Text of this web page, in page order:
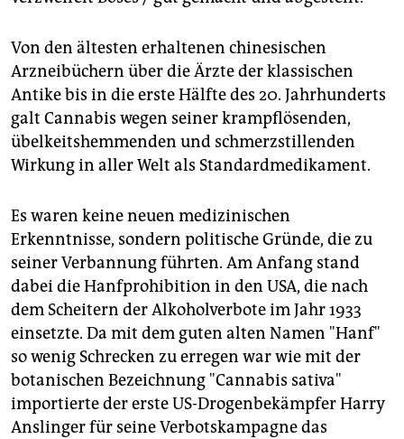
Von den ältesten erhaltenen chinesischen
Arzneibüchern über die Ärzte der klassischen
Antike bis in die erste Hälfte des 20. Jahrhunderts
galt Cannabis wegen seiner krampflösenden,
übelkeitshemmenden und schmerzstillenden
Wirkung in aller Welt als Standardmedikament.
Es waren keine neuen medizinischen
Erkenntnisse, sondern politische Gründe, die zu
seiner Verbannung führten. Am Anfang stand
dabei die Hanfprohibition in den USA, die nach
dem Scheitern der Alkoholverbote im Jahr 1933
einsetzte. Da mit dem guten alten Namen "Hanf"
so wenig Schrecken zu erregen war wie mit der
botanischen Bezeichnung "Cannabis sativa"
importierte der erste US-Drogenbekämpfer Harry
Anslinger für seine Verbotskampagne das